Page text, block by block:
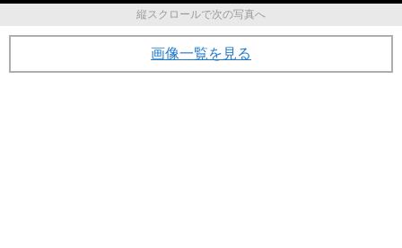
縦スクロールで次の写真へ
画像一覧を見る